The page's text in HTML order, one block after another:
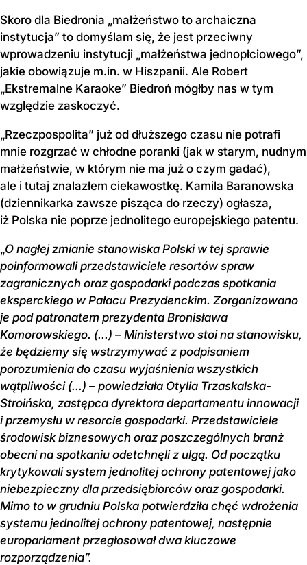
Skoro dla Biedronia „małżeństwo to archaiczna
instytucja” to domyślam się, że jest przeciwny
wprowadzeniu instytucji „małżeństwa jednopłciowego”,
jakie obowiązuje m.in. w Hiszpanii. Ale Robert
„Ekstremalne Karaoke” Biedroń mógłby nas w tym
względzie zaskoczyć.
„Rzeczpospolita” już od dłuższego czasu nie potrafi
mnie rozgrzać w chłodne poranki (jak w starym, nudnym
małżeństwie, w którym nie ma już o czym gadać),
ale i tutaj znalazłem ciekawostkę. Kamila Baranowska
(dziennikarka zawsze pisząca do rzeczy) ogłasza,
iż Polska nie poprze jednolitego europejskiego patentu.
„O nagłej zmianie stanowiska Polski w tej sprawie
poinformowali przedstawiciele resortów spraw
zagranicznych oraz gospodarki podczas spotkania
eksperckiego w Pałacu Prezydenckim. Zorganizowano
je pod patronatem prezydenta Bronisława
Komorowskiego. (...) – Ministerstwo stoi na stanowisku,
że będziemy się wstrzymywać z podpisaniem
porozumienia do czasu wyjaśnienia wszystkich
wątpliwości (...) – powiedziała Otylia Trzaskalska-
Stroińska, zastępca dyrektora departamentu innowacji
i przemysłu w resorcie gospodarki. Przedstawiciele
środowisk biznesowych oraz poszczególnych branż
obecni na spotkaniu odetchnęli z ulgą. Od początku
krytykowali system jednolitej ochrony patentowej jako
niebezpieczny dla przedsiębiorców oraz gospodarki.
Mimo to w grudniu Polska potwierdziła chęć wdrożenia
systemu jednolitej ochrony patentowej, następnie
europarlament przegłosował dwa kluczowe
rozporządzenia”.